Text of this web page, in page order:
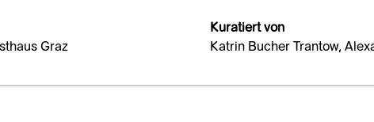
Graz
Kuratiert von
Katrin Bucher Trantow,